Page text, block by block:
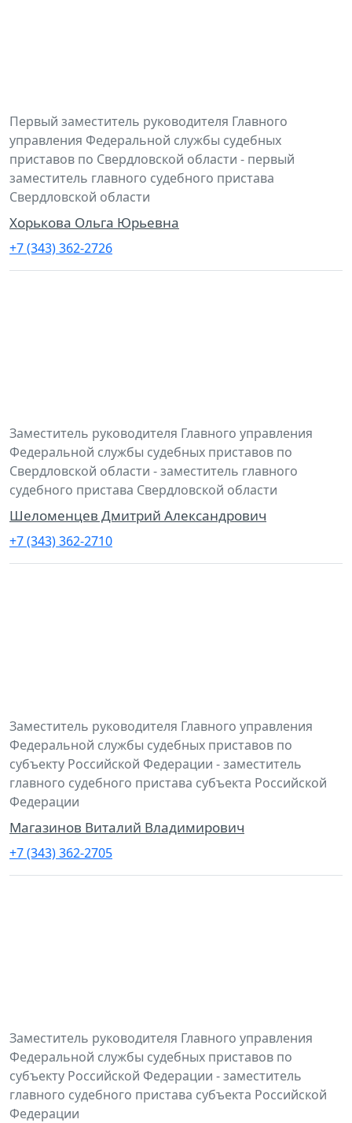
Первый заместитель руководителя Главного
управления Федеральной службы судебных
приставов по Свердловской области - первый
заместитель главного судебного пристава
Свердловской области
Хорькова Ольга Юрьевна
+7 (343) 362-2726
Заместитель руководителя Главного управления
Федеральной службы судебных приставов по
Свердловской области - заместитель главного
судебного пристава Свердловской области
Шеломенцев Дмитрий Александрович
+7 (343) 362-2710
Заместитель руководителя Главного управления
Федеральной службы судебных приставов по
субъекту Российской Федерации - заместитель
главного судебного пристава субъекта Российской
Федерации
Магазинов Виталий Владимирович
+7 (343) 362-2705
Заместитель руководителя Главного управления
Федеральной службы судебных приставов по
субъекту Российской Федерации - заместитель
главного судебного пристава субъекта Российской
Федерации